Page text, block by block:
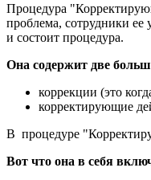
Процедура
проблема, сотрудники ее
и состоит процедура.
Она содержит две
коррекции (это
корректирующие
В процедуре
Вот что она в себя